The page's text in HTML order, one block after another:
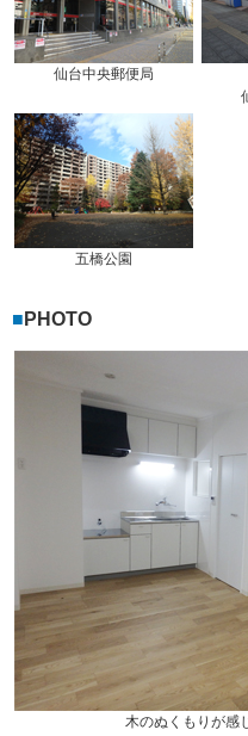
仙台中央郵便局
五橋公園
PHOTO
木のぬくもりが感